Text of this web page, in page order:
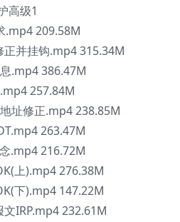
高级1
.mp4 209.58M
并挂钩.mp4 315.34M
.mp4 386.47M
257.84M
址修正.mp4 238.85M
263.47M
.mp4 216.72M
上).mp4 276.38M
下).mp4 147.22M
IRP.mp4 232.61M